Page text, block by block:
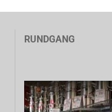
RUNDGANG